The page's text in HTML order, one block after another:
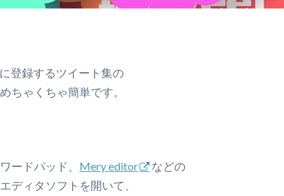
登録するツイート集の
ちゃくちゃ簡単です。
ードパッド、 Mery editor
などの
ディタソフトを開いて、